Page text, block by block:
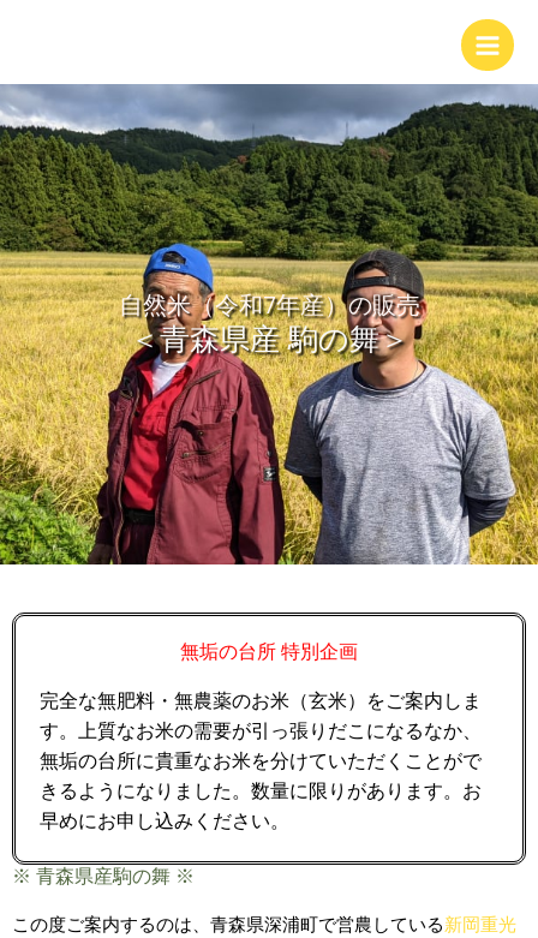
キ
ッ
プ
Main
自然米（令和7年産）の販売
＜青森県産 駒の舞＞
無垢の台所 特別企画
完全な無肥料・無農薬のお米（玄米）をご案内しま
す。上質なお米の需要が引っ張りだこになるなか、
無垢の台所に貴重なお米を分けていただくことがで
きるようになりました。数量に限りがあります。お
早めにお申し込みください。
※ 青森県産駒の舞 ※
この度ご案内するのは、青森県深浦町で営農している新岡重光